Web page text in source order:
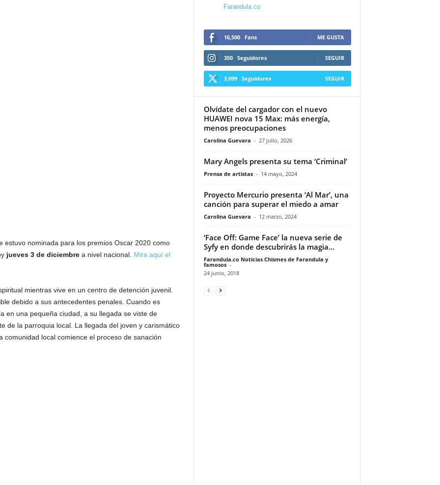
estuvo nominada para los premios Oscar 2020 como
jueves 3 de diciembrea nivel nacional. Mira aquí el
mientras vive en un centro de detención juvenil.
debido a sus antecedentes penales. Cuando es
en una pequeña ciudad, a su llegada se viste de
de la parroquia local. La llegada del joven y carismático
local comience el proceso de sanación
Farandula.co
16,500 Fans ME GUSTA
350 Seguidores SEGUIR
3,099 Seguidores SEGUIR
Olvídate del cargador con el nuevo
HUAWEI nova 15 Max: más energía,
menos preocupaciones
Carolina Guevara - 27 julio, 2026
Mary Angels presenta su tema ‘Criminal’
Prensa de artistas - 14 mayo, 2024
Proyecto Mercurio presenta ‘Al Mar’, una
canción para superar el miedo a amar
Carolina Guevara - 12 marzo, 2024
‘Face Off: Game Face’ la nueva serie de
Syfy en donde descubrirás la magia...
Farandula.co Noticias Chismes de Farandula y
famosos -
24 junio, 2018